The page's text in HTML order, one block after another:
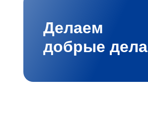
Делаем
добрые дела